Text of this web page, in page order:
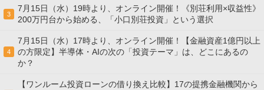
3
7月15日（水）19時より、オンライン開催！《別荘利用×収益性》
200万円台から始める、「小口別荘投資」という選択
4
7月15日（水）17時より、オンライン開催！【金融資産1億円以上
の方限定】半導体・AIの次の「投資テーマ」は、どこにあるの
か？
【ワンルーム投資ローンの借り換え比較】17の提携金融機関から